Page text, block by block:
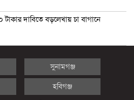
দাবিতে বড়লেখায় চা বাগানে
সুনামগঞ্জ
হবিগঞ্জ